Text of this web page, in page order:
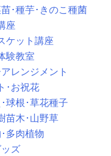
･種芋･きのこ種菌
座
ケット講座
験教室
レンジメント
･お祝花
球根･草花種子
苗木･山野草
多肉植物
ズ